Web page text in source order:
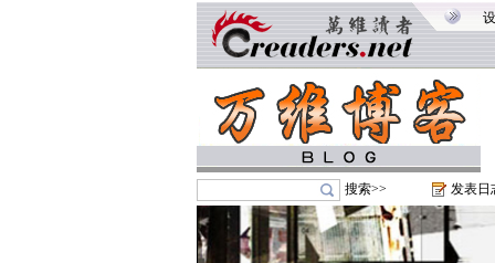
搜索>> 发表日